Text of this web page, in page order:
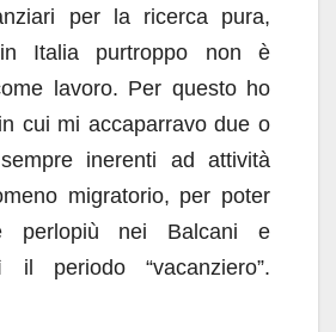
per la ricerca pura,
Italia purtroppo non è
lavoro. Per questo ho
cui mi accaparravo due o
inerenti ad attività
migratorio, per poter
perlopiù nei Balcani e
il periodo “vacanziero”.